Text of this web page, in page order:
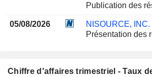
Publication des
05/08/2026
NISOURCE, INC.
Présentation des
Chiffre d'affaires trimestriel - Taux